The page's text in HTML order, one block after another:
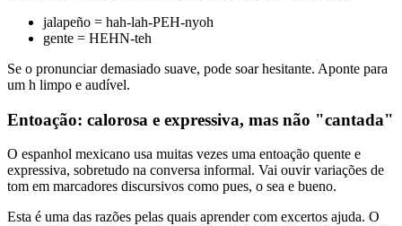
jalapeño = hah-lah-PEH-nyoh
gente = HEHN-teh
Se o pronunciar demasiado suave, pode soar hesitante. Aponte para
um h limpo e audível.
Entoação: calorosa e expressiva, mas não "cantada"
O espanhol mexicano usa muitas vezes uma entoação quente e
expressiva, sobretudo na conversa informal. Vai ouvir variações de
tom em marcadores discursivos como pues, o sea e bueno.
Esta é uma das razões pelas quais aprender com excertos ajuda. O